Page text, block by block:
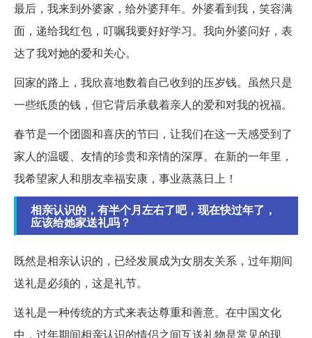
最后，我来到外婆家，给外婆拜年。外婆看到我，笑容满
面，递给我红包，叮嘱我要好好学习。我向外婆问好，表
达了我对她的爱和关心。
回家的路上，我欣喜地数着自己收到的压岁钱。虽然只是
一些纸质的钱，但它背后承载着亲人的爱和对我的祝福。
春节是一个团圆和喜庆的节曰，让我们在这一天感受到了
家人的温暖、友情的珍贵和亲情的深厚。在新的一年里，
我希望家人和朋友幸福安康，事业蒸蒸日上！
相亲认识的，有半个月左右了吧，现在快过年了，
应该给她家送礼吗？
既然是相亲认识的，已经发展成为女朋友关系，过年期间
送礼是必须的，这是礼节。
送礼是一种传统的方式来表达尊重和善意。在中国文化
中，过年期间相亲认识的情侣之间互送礼物是常见的现